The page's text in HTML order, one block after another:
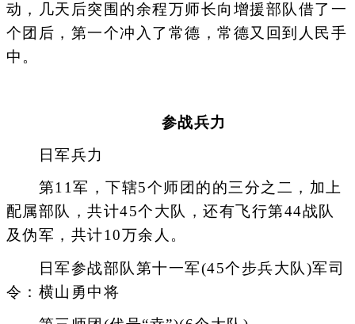
动，几天后突围的余程万师长向增援部队借了一
个团后，第一个冲入了常德，常德又回到人民手
中。
参战兵力
日军兵力
第11军，下辖5个师团的的三分之二，加上
配属部队，共计45个大队，还有飞行第44战队
及伪军，共计10万余人。
日军参战部队第十一军(45个步兵大队)军司
令：横山勇中将